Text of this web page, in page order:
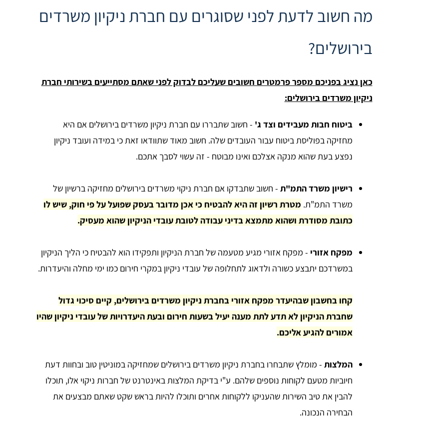
מה חשוב לדעת לפני שסוגרים עם חברת ניקיון משרדים
בירושלים?
כאן נציג בפניכם מספר פרמטרים חשובים שעליכם לבדוק לפני שאתם מסתייעים בשירותי חברת
ניקיון משרדים בירושלים:
ביטוח חבות מעבידים וצד ג' - חשוב שתבררו עם חברת ניקיון משרדים בירושלים אם היא
מחזיקה בפוליסת ביטוח עבור העובדים שלה. חשוב מאוד שתוודאו זאת כי במידה ועובד ניקיון
נפצע בעת שהוא מנקה אצלכם ואינו מבוטח - זה עשוי לסבך אתכם.
רישיון משרד התמ"ת - חשוב שתבדקו אם חברת ניקוי משרדים בירושלים מחזיקה ברשיון של
משרד התמ"ת. מטרת רשיון זה היא להבטיח כי אכן מדובר בעסק שפועל על פי חוק, שיש לו
כתובת מסודרת ושהוא מתמצא בדיני עבודה לטובת עובדי הניקיון שהוא מעסיק.
מפקח אזורי - מפקח אזורי מגיע מטעמה של חברת הניקיון ותפקידו הוא להבטיח כי הליך הניקיון
במשרדכם יתבצע כשורה ולדאוג לתחלופה של עובדי ניקיון במקרי חירום כמו ימי מחלה והיעדרות.
קחו בחשבון שבהיעדר מפקח אזורי בחברת ניקיון משרדים בירושלים, קיים סיכוי גדול
שחברת הניקיון לא תדע לתת מענה יעיל בשעות חירום ובעת היעדרויות של עובדי ניקיון שהיו
אמורים להגיע אליכם.
המלצות - מומלץ שתבחרו בחברת ניקיון משרדים בירושלים שמחזיקה במוניטין טוב ובחוות דעת
חיוביות מטעם לקוחות נוספים שלהם. ע"י בדיקת המלצות באינטרנט של חברות ניקוי אלו, תוכלו
להבין את טיב השירות שהעניקו ללקוחות אחרים ותוכלו להיות בראש שקט שאתם מבצעים את
הבחירה הנכונה.